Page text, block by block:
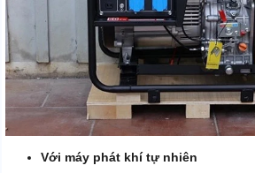
Với máy phát khí tự nhiên